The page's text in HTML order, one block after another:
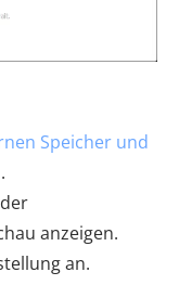
Speicher und
.
anzeigen.
an.